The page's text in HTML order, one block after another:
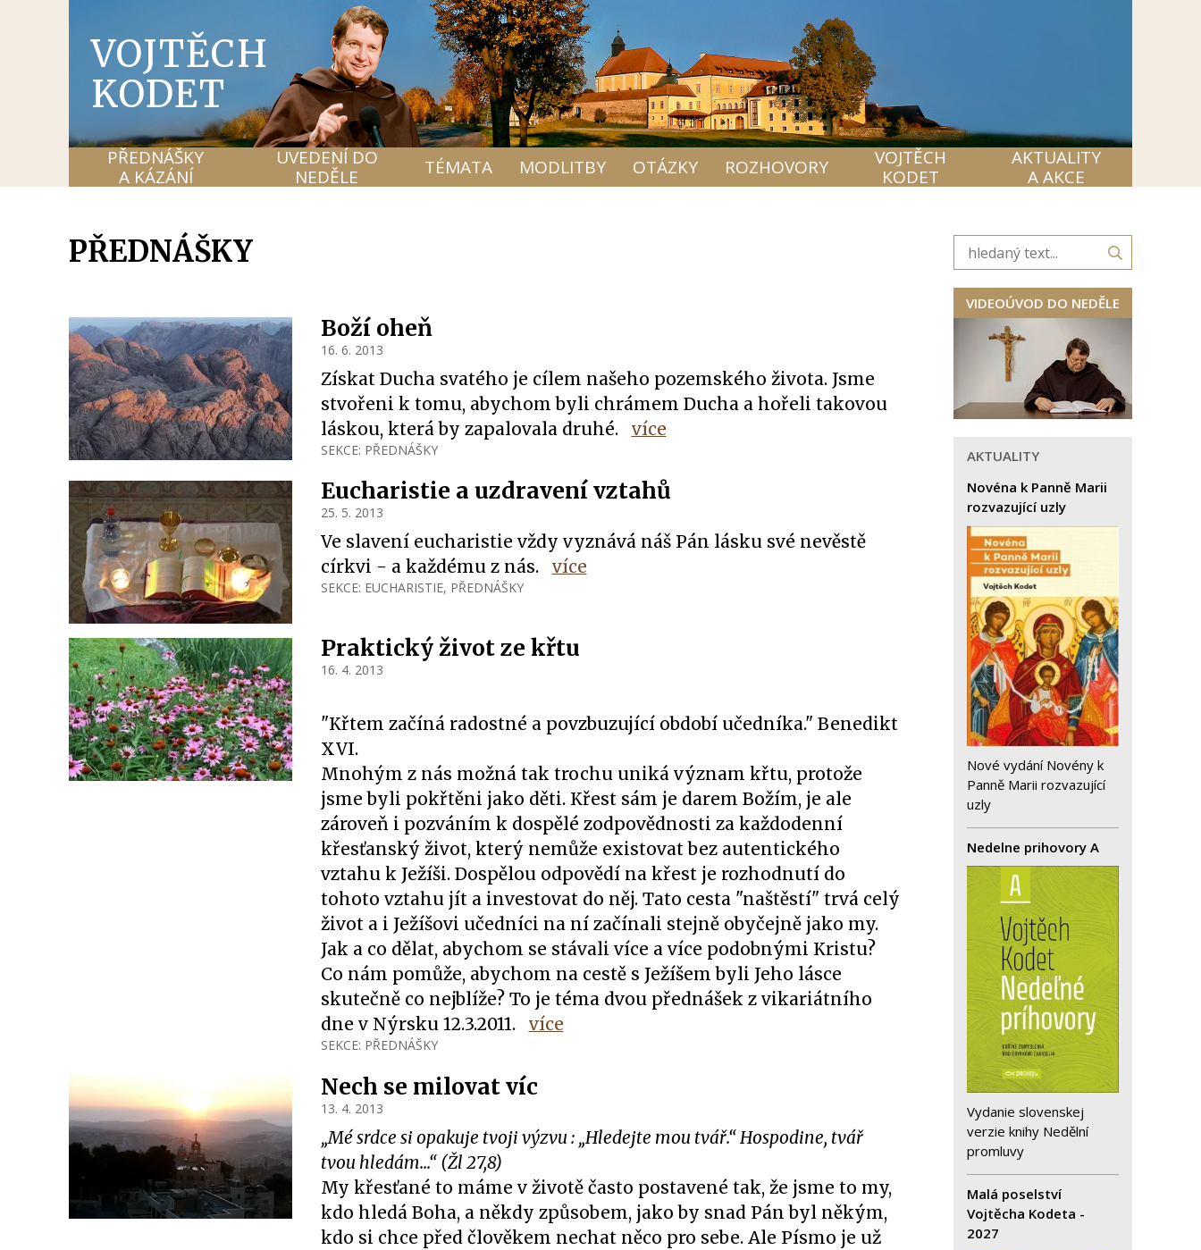
VOJTĚCH
KODET
PŘEDNÁŠKY
A KÁZÁNÍ
UVEDENÍ DO
NEDĚLE
TÉMATA MODLITBY OTÁZKY ROZHOVORY
VOJTĚCH
KODET
AKTUALITY
A AKCE
PŘEDNÁŠKY
Boží oheň
16. 6. 2013
Získat Ducha svatého je cílem našeho pozemského života. Jsme
stvořeni k tomu, abychom byli chrámem Ducha a hořeli takovou
láskou, která by zapalovala druhé.
více
SEKCE: PŘEDNÁŠKY
Eucharistie a uzdravení vztahů
25. 5. 2013
Ve slavení eucharistie vždy vyznává náš Pán lásku své nevěstě
církvi - a každému z nás.
více
SEKCE: EUCHARISTIE, PŘEDNÁŠKY
Praktický život ze křtu
16. 4. 2013
"Křtem začíná radostné a povzbuzující období učedníka." Benedikt
XVI.
Mnohým z nás možná tak trochu uniká význam křtu, protože
jsme byli pokřtěni jako děti. Křest sám je darem Božím, je ale
zároveň i pozváním k dospělé zodpovědnosti za každodenní
křesťanský život, který nemůže existovat bez autentického
vztahu k Ježíši. Dospělou odpovědí na křest je rozhodnutí do
tohoto vztahu jít a investovat do něj. Tato cesta "naštěstí" trvá celý
život a i Ježíšovi učedníci na ní začínali stejně obyčejně jako my.
Jak a co dělat, abychom se stávali více a více podobnými Kristu?
Co nám pomůže, abychom na cestě s Ježíšem byli Jeho lásce
skutečně co nejblíže? To je téma dvou přednášek z vikariátního
dne v Nýrsku 12.3.2011.
více
SEKCE: PŘEDNÁŠKY
Nech se milovat víc
13. 4. 2013
„Mé srdce si opakuje tvoji výzvu : „Hledejte mou tvář.“ Hospodine, tvář
tvou hledám...“ (Žl 27,8)
My křesťané to máme v životě často postavené tak, že jsme to my,
kdo hledá Boha, a někdy způsobem, jako by snad Pán byl někým,
kdo si chce před člověkem nechat něco pro sebe. Ale Písmo je už
VIDEOÚVOD DO NEDĚLE
AKTUALITY
Novéna k Panně Marii
rozvazující uzly
Nové vydání Novény k
Panně Marii rozvazující
uzly
Nedelne prihovory A
Vydanie slovenskej
verzie knihy Nedělní
promluvy
Malá poselství
Vojtěcha Kodeta -
2027